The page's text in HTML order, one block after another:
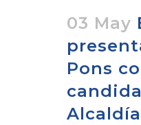
03 May
Pons